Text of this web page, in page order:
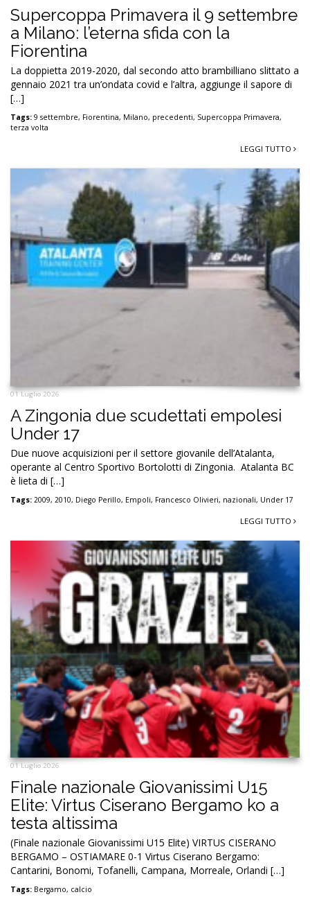
Supercoppa Primavera il 9 settembre
a Milano: l’eterna sfida con la
Fiorentina
La doppietta 2019-2020, dal secondo atto brambilliano slittato a
gennaio 2021 tra un’ondata covid e l’altra, aggiunge il sapore di
[…]
Tags: 9 settembre, Fiorentina, Milano, precedenti, Supercoppa Primavera,
terza volta
LEGGI TUTTO
01 Luglio 2026
A Zingonia due scudettati empolesi
Under 17
Due nuove acquisizioni per il settore giovanile dell’Atalanta,
operante al Centro Sportivo Bortolotti di Zingonia. Atalanta BC
è lieta di […]
Tags: 2009, 2010, Diego Perillo, Empoli, Francesco Olivieri, nazionali, Under 17
LEGGI TUTTO
01 Luglio 2026
Finale nazionale Giovanissimi U15
Elite: Virtus Ciserano Bergamo ko a
testa altissima
(Finale nazionale Giovanissimi U15 Elite) VIRTUS CISERANO
BERGAMO – OSTIAMARE 0-1 Virtus Ciserano Bergamo:
Cantarini, Bonomi, Tofanelli, Campana, Morreale, Orlandi […]
Tags: Bergamo, calcio